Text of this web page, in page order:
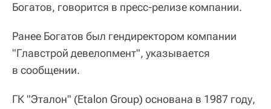
Богатов, говорится в пресс-релизе компании.
Ранее Богатов был гендиректором компании
"Главстрой девелопмент", указывается
в сообщении.
ГК "Эталон" (Etalon Group) основана в 1987 году,